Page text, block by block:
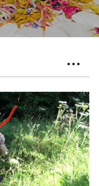
nostrum exercitationem